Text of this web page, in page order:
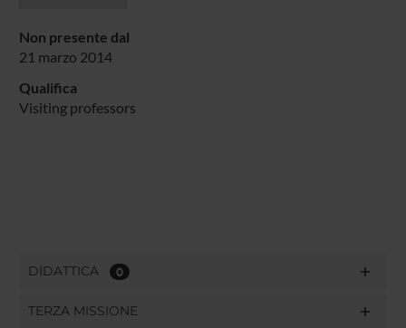
Non presente dal
21 marzo 2014
Qualifica
Visiting professors
DIDATTICA 0
TERZA MISSIONE